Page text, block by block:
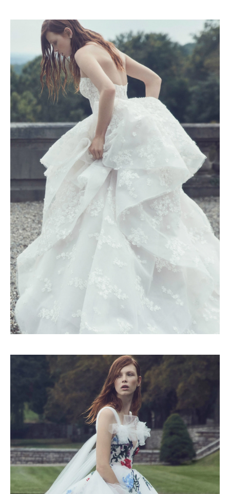
Haftalık E-Bülten
Moda dünyasında neler oluyor? Yeni
fikirler, öne çıkan koleksiyonlar, en
vogue trendler, ünlülerden güzelllik
sırları ve en popüler partilerden
haberdar olmak için haftalık e-
bültenimize kaydolun.